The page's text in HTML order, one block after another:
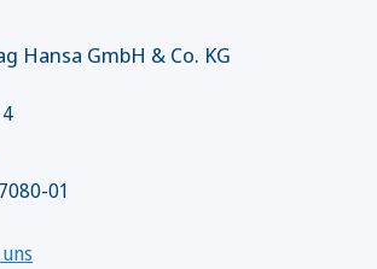
Hansa GmbH & Co. KG
01